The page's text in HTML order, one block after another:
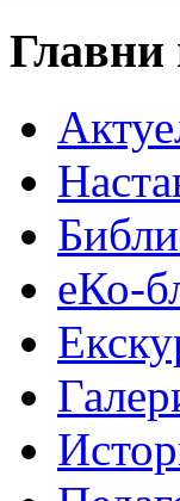
Главни
еКо-